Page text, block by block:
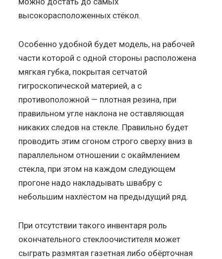
высокорасположенных стёкол.
Особенно удобной будет модель, на рабочей
части которой с одной стороны расположена
мягкая губка, покрытая сетчатой
гигроскопической материей, а с
противоположной — плотная резина, при
правильном угле наклона не оставляющая
никаких следов на стекле. Правильно будет
проводить этим сгоном строго сверху вниз в
параллельном отношении с окаймлением
стекла, при этом на каждом следующем
прогоне надо накладывать швабру с
небольшим нахлёстом на предыдущий ряд.
При отсутствии такого инвентаря роль
окончательного стеклоочистителя может
сыграть размятая газетная либо обёрточная